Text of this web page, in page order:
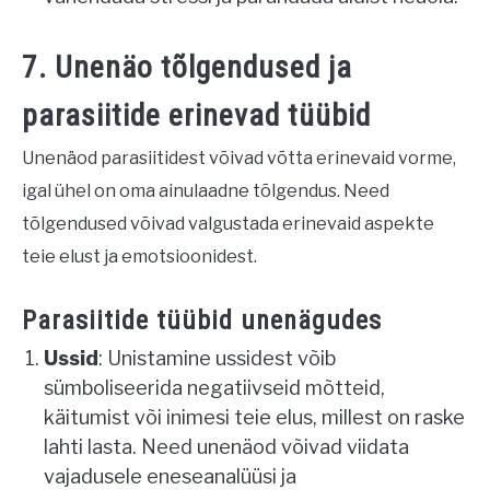
7. Unenäo tõlgendused ja
parasiitide erinevad tüübid
Unenäod parasiitidest võivad võtta erinevaid vorme,
igal ühel on oma ainulaadne tõlgendus. Need
tõlgendused võivad valgustada erinevaid aspekte
teie elust ja emotsioonidest.
Parasiitide tüübid unenägudes
Ussid: Unistamine ussidest võib
sümboliseerida negatiivseid mõtteid,
käitumist või inimesi teie elus, millest on raske
lahti lasta. Need unenäod võivad viidata
vajadusele eneseanalüüsi ja